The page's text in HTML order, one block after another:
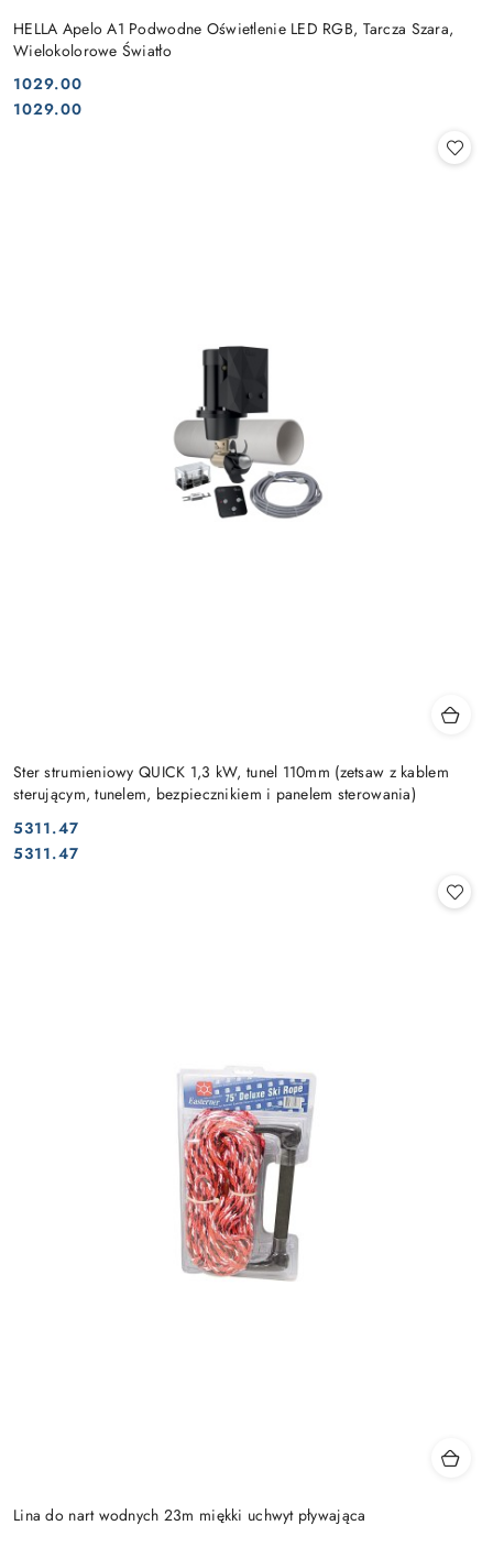
HELLA Apelo A1 Podwodne Oświetlenie LED RGB, Tarcza Szara,
Wielokolorowe Światło
Cena:
1029.00
Cena:
1029.00
Ster strumieniowy QUICK 1,3 kW, tunel 110mm (zetsaw z kablem
sterującym, tunelem, bezpiecznikiem i panelem sterowania)
Cena:
5311.47
Cena:
5311.47
Lina do nart wodnych 23m miękki uchwyt pływająca